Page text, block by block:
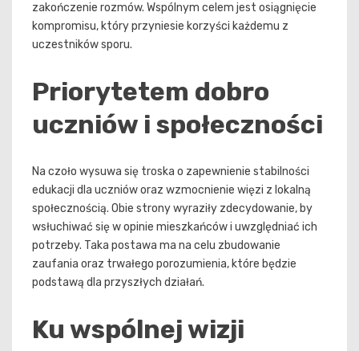
zakończenie rozmów. Wspólnym celem jest osiągnięcie
kompromisu, który przyniesie korzyści każdemu z
uczestników sporu.
Priorytetem dobro
uczniów i społeczności
Na czoło wysuwa się troska o zapewnienie stabilności
edukacji dla uczniów oraz wzmocnienie więzi z lokalną
społecznością. Obie strony wyraziły zdecydowanie, by
wsłuchiwać się w opinie mieszkańców i uwzględniać ich
potrzeby. Taka postawa ma na celu zbudowanie
zaufania oraz trwałego porozumienia, które będzie
podstawą dla przyszłych działań.
Ku wspólnej wizji